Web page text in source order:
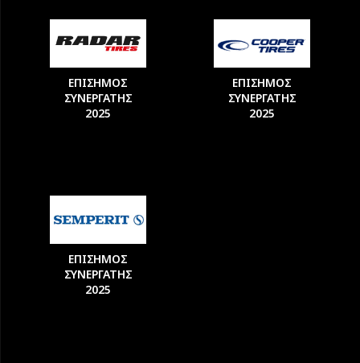
ΕΠΙΣΗΜΟΣ
ΣΥΝΕΡΓΑΤΗΣ
2025
ΕΠΙΣΗΜΟΣ
ΣΥΝΕΡΓΑΤΗΣ
2025
ΕΠΙΣΗΜΟΣ
ΣΥΝΕΡΓΑΤΗΣ
2025